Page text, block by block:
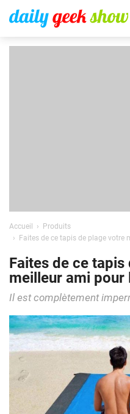
Accueil
Produits
Faites de ce tapis de plage votre
Faites de ce
meilleur ami pour
Il est complètement